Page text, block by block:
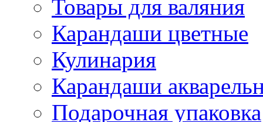
Товары для валяния
Карандаши цветные
Кулинария
Карандаши
Подарочная упаковка